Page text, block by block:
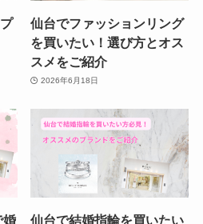
仙台でファッションリング
を買いたい！選び方とオス
スメをご紹介
2026年6月18日
婚
仙台で結婚指輪を買いたい